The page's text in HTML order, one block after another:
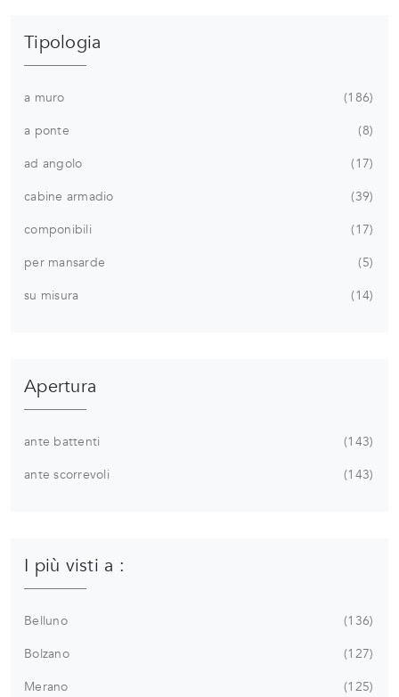
Tipologia
a muro
186
a ponte
8
ad angolo
17
cabine armadio
39
componibili
17
per mansarde
5
su misura
14
Apertura
ante battenti
143
ante scorrevoli
143
I più visti a :
Belluno
136
Bolzano
127
Merano
125